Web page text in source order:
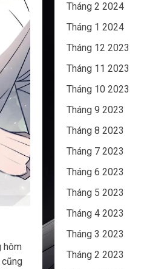
hôm
Tháng 2 2024
Tháng 1 2024
Tháng 12 2023
Tháng 11 2023
Tháng 10 2023
Tháng 9 2023
Tháng 8 2023
Tháng 7 2023
Tháng 6 2023
Tháng 5 2023
Tháng 4 2023
Tháng 3 2023
Tháng 2 2023